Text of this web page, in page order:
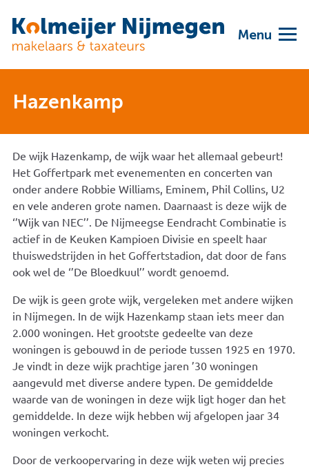
Menu
Hazenkamp
De wijk Hazenkamp, de wijk waar het allemaal gebeurt!
Het Goffertpark met evenementen en concerten van
onder andere Robbie Williams, Eminem, Phil Collins, U2
en vele anderen grote namen. Daarnaast is deze wijk de
‘’Wijk van NEC’’. De Nijmeegse Eendracht Combinatie is
actief in de Keuken Kampioen Divisie en speelt haar
thuiswedstrijden in het Goffertstadion, dat door de fans
ook wel de ‘’De Bloedkuul’’ wordt genoemd.
De wijk is geen grote wijk, vergeleken met andere wijken
in Nijmegen. In de wijk Hazenkamp staan iets meer dan
2.000 woningen. Het grootste gedeelte van deze
woningen is gebouwd in de periode tussen 1925 en 1970.
Je vindt in deze wijk prachtige jaren ’30 woningen
aangevuld met diverse andere typen. De gemiddelde
waarde van de woningen in deze wijk ligt hoger dan het
gemiddelde. In deze wijk hebben wij afgelopen jaar 34
woningen verkocht.
Door de verkoopervaring in deze wijk weten wij precies